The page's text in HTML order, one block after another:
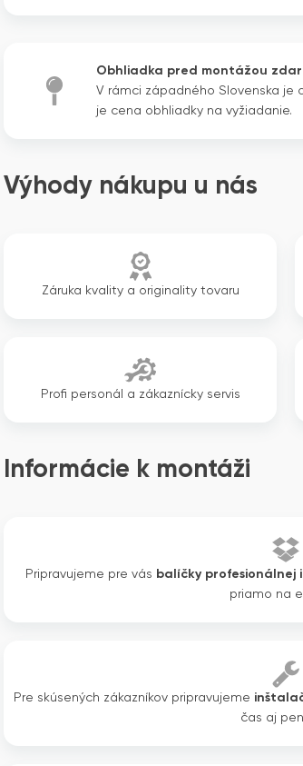
Obhliadka pred montážou
V rámci západného Slovenska je
je cena obhliadky na vyžiadanie.
Výhody nákupu u nás
Záruka kvality a originality tovaru
Profi personál a zákaznícky servis
Informácie k montáži
Pripravujeme pre vás balíčky profesionálnej
priamo na
Pre skúsených zákazníkov pripravujeme
čas aj